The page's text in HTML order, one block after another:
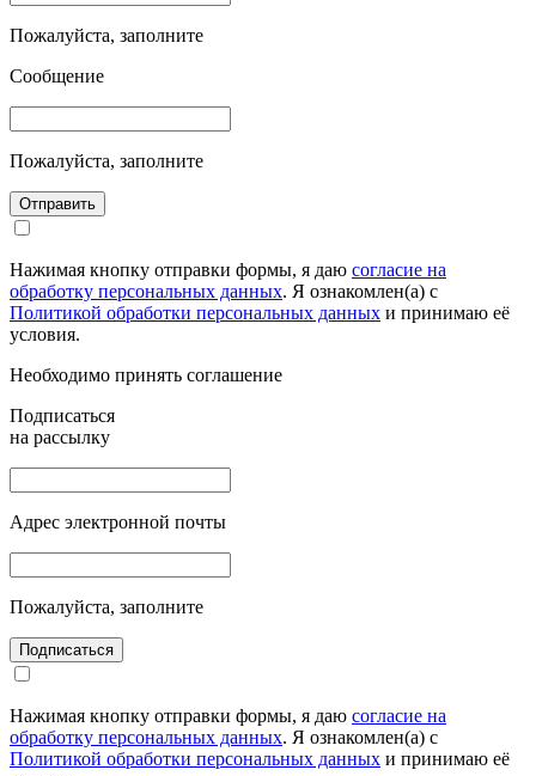
Пожалуйста, заполните
Сообщение
Пожалуйста, заполните
Отправить
Нажимая кнопку отправки формы, я даю согласие на
обработку персональных данных. Я ознакомлен(а) с
Политикой обработки персональных данных и принимаю её
условия.
Необходимо принять соглашение
Подписаться
на рассылку
Адрес электронной почты
Пожалуйста, заполните
Подписаться
Нажимая кнопку отправки формы, я даю согласие на
обработку персональных данных. Я ознакомлен(а) с
Политикой обработки персональных данных и принимаю её